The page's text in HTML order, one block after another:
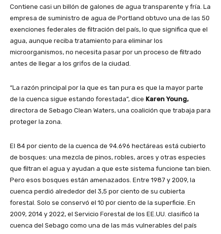
Contiene casi un billón de galones de agua transparente y fría. La
empresa de suministro de agua de Portland obtuvo una de las 50
exenciones federales de filtración del país, lo que significa que el
agua, aunque reciba tratamiento para eliminar los
microorganismos, no necesita pasar por un proceso de filtrado
antes de llegar a los grifos de la ciudad.
“La razón principal por la que es tan pura es que la mayor parte
de la cuenca sigue estando forestada”, dice Karen Young,
directora de Sebago Clean Waters, una coalición que trabaja para
proteger la zona.
El 84 por ciento de la cuenca de 94.696 hectáreas está cubierto
de bosques: una mezcla de pinos, robles, arces y otras especies
que filtran el agua y ayudan a que este sistema funcione tan bien.
Pero esos bosques están amenazados. Entre 1987 y 2009, la
cuenca perdió alrededor del 3,5 por ciento de su cubierta
forestal. Solo se conservó el 10 por ciento de la superficie. En
2009, 2014 y 2022, el Servicio Forestal de los EE.UU. clasificó la
cuenca del Sebago como una de las más vulnerables del país